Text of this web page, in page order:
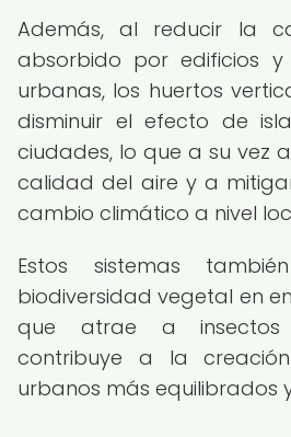
Además, al reducir la
absorbido por edificios
urbanas, los huertos
disminuir el efecto de
ciudades, lo que a su vez
calidad del aire y a
cambio climático a nivel
Estos sistemas
biodiversidad vegetal en
que atrae a insectos
contribuye a la
urbanos más equilibrados